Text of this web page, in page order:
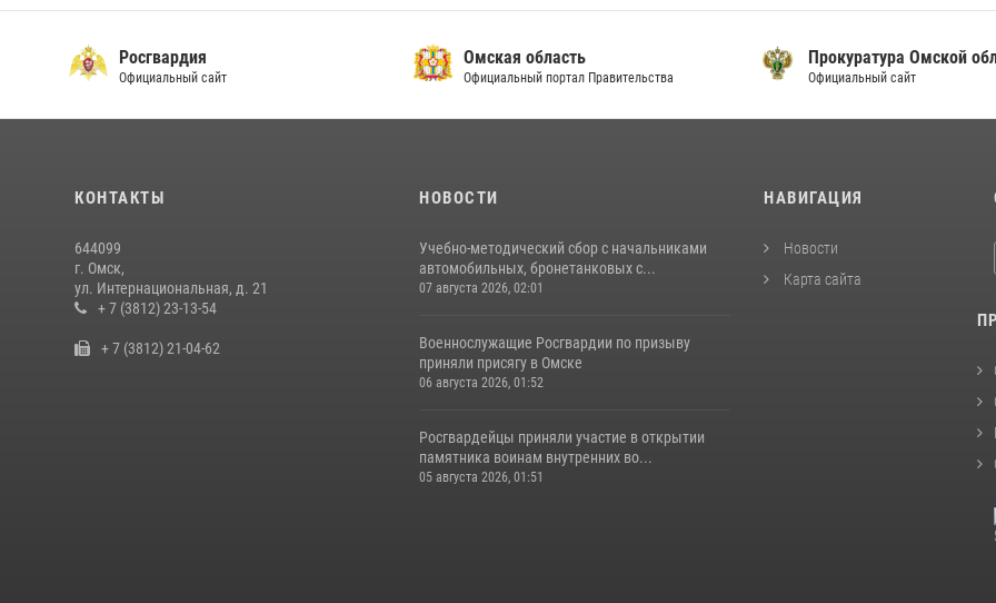
Росгвардия
Официальный сайт
Омская область
Официальный портал Правительства
Прокуратура Омской
Официальный сайт
КОНТАКТЫ
644099
г. Омск,
ул. Интернациональная, д. 21
+ 7 (3812) 23-13-54
+ 7 (3812) 21-04-62
НОВОСТИ
Учебно-методический сбор с начальниками
автомобильных, бронетанковых с...
07 августа 2026, 02:01
Военнослужащие Росгвардии по призыву
приняли присягу в Омске
06 августа 2026, 01:52
Росгвардейцы приняли участие в открытии
памятника воинам внутренних во...
05 августа 2026, 01:51
НАВИГАЦИЯ
Новости
Карта сайта